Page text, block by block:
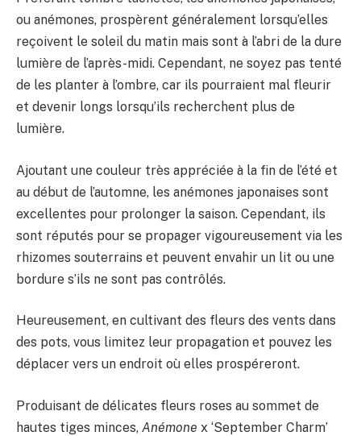
ou anémones, prospèrent généralement lorsqu’elles
reçoivent le soleil du matin mais sont à l’abri de la dure
lumière de l’après-midi. Cependant, ne soyez pas tenté
de les planter à l’ombre, car ils pourraient mal fleurir
et devenir longs lorsqu’ils recherchent plus de
lumière.
Ajoutant une couleur très appréciée à la fin de l’été et
au début de l’automne, les anémones japonaises sont
excellentes pour prolonger la saison. Cependant, ils
sont réputés pour se propager vigoureusement via les
rhizomes souterrains et peuvent envahir un lit ou une
bordure s’ils ne sont pas contrôlés.
Heureusement, en cultivant des fleurs des vents dans
des pots, vous limitez leur propagation et pouvez les
déplacer vers un endroit où elles prospéreront.
Produisant de délicates fleurs roses au sommet de
hautes tiges minces, Anémone x ‘September Charm’